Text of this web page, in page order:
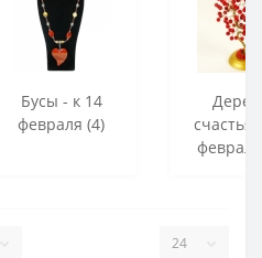
Бусы - к 14
февраля (4)
счастья